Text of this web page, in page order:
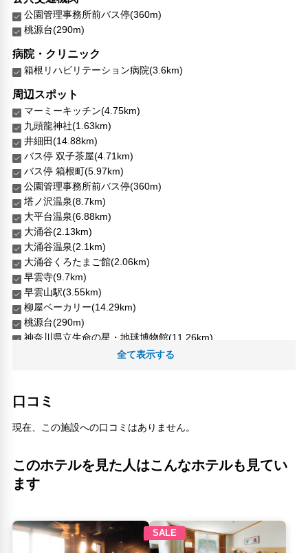
公園管理事務所前バス停(360m)
桃源台(290m)
病院・クリニック
箱根リハビリテーション病院(3.6km)
周辺スポット
マーミーキッチン(4.75km)
九頭龍神社(1.63km)
井細田(14.88km)
バス停 双子茶屋(4.71km)
バス停 箱根町(5.97km)
公園管理事務所前バス停(360m)
塔ノ沢温泉(8.7km)
大平台温泉(6.88km)
大涌谷(2.13km)
大涌谷温泉(2.1km)
大涌谷くろたまご館(2.06km)
早雲寺(9.7km)
早雲山駅(3.55km)
柳屋ベーカリー(14.29km)
桃源台(290m)
神奈川県立生命の星・地球博物館(11.26km)
箱根湖畔ゴルフコース(1.15km)
箱根リハビリテーション病院(3.6km)
箱根マイセンアンティーク美術館(4.23km)
箱根あじさい電車(6.95km)
ポーラ美術館(2.94km)
飯田岡(13.98km)
人気スポット
全て表示する
口コミ
現在、この施設への口コミはありません。
このホテルを見た人はこんなホテルも見てい
ます